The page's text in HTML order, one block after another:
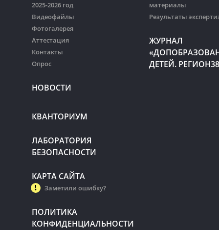
2025-2026 год
Видеофайлы
Фотогалерея
Аттестация
Контакты
Опрос
НОВОСТИ
материалы
Результаты
ЖУРНАЛ
ДЕТЕЙ.
КВАНТОРИУМ
ЛАБОРАТОРИЯ
БЕЗОПАСНОСТИ
КАРТА САЙТА
Заметили ошибку?
ПОЛИТИКА
КОНФИДЕНЦИАЛЬНОСТИ